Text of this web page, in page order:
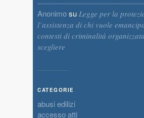
Anonimosu Legge per la
l’assistenza di chi vuole
contesti di criminalità
scegliere
CATEGORIE
abusi edilizi
accesso atti